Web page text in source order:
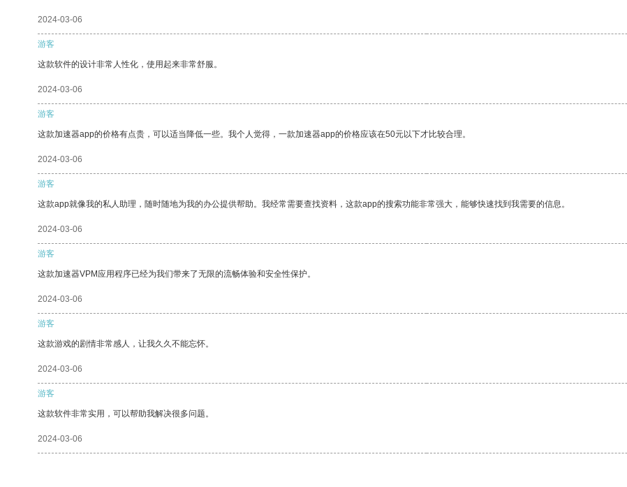
2024-03-06
游客
这款软件的设计非常人性化，使用起来非常舒服。
2024-03-06
游客
这款加速器app的价格有点贵，可以适当降低一些。我个人觉得，一款加速器app的价格应该在50元以下才比较合理。
2024-03-06
游客
这款app就像我的私人助理，随时随地为我的办公提供帮助。我经常需要查找资料，这款app的搜索功能非常强大，能够快速找到我需要的信息。
2024-03-06
游客
这款加速器VPM应用程序已经为我们带来了无限的流畅体验和安全性保护。
2024-03-06
游客
这款游戏的剧情非常感人，让我久久不能忘怀。
2024-03-06
游客
这款软件非常实用，可以帮助我解决很多问题。
2024-03-06